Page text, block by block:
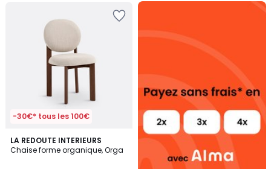
-30€* tous les 100€
LA REDOUTE INTERIEURS
Chaise forme organique, Orga
Alma
sans